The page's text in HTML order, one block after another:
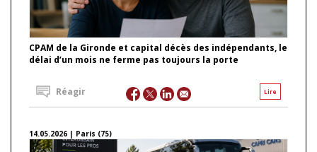
CPAM de la Gironde et capital décès des indépendants, le
délai d’un mois ne ferme pas toujours la porte
Lire
Réagir
14.05.2026 | Paris (75)